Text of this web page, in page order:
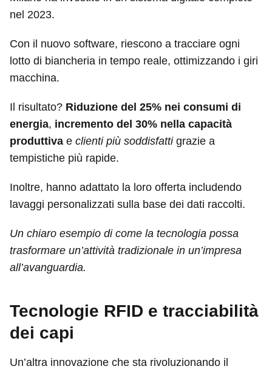
nel 2023.
Con il nuovo software, riescono a tracciare ogni
lotto di biancheria in tempo reale, ottimizzando i giri
macchina.
Il risultato? Riduzione del 25% nei consumi di
energia, incremento del 30% nella capacità
produttiva e clienti più soddisfattigrazie a
tempistiche più rapide.
Inoltre, hanno adattato la loro offerta includendo
lavaggi personalizzati sulla base dei dati raccolti.
Un chiaro esempio di come la tecnologia possa
trasformare un’attività tradizionale in un’impresa
all’avanguardia.
Tecnologie RFID e tracciabilità
dei capi
Un’altra innovazione che sta rivoluzionando il